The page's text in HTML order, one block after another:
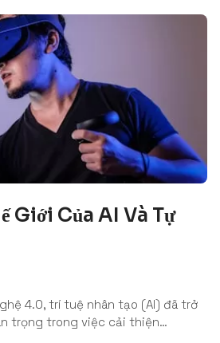
Giới Của AI Và Tự
4.0, trí tuệ nhân tạo (AI) đã trở
trọng trong việc cải thiện…